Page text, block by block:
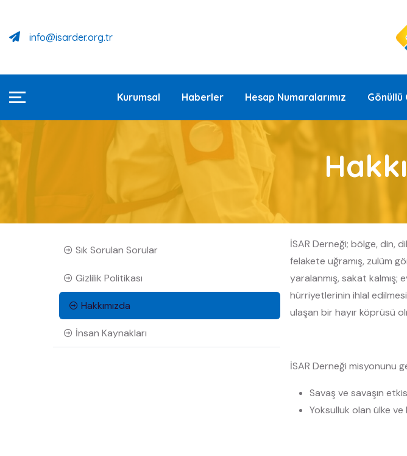
info@isarder.org.tr
Kurumsal Haberler Hesap Numaralarımız Gönüllü
Sık Sorulan Sorular
Gizlilik Politikası
Hakkımızda
İnsan Kaynakları
İSAR Derneği; bölge, din,
felakete uğramış, zulüm
yaralanmış, sakat kalmış;
hürriyetlerinin ihlal
ulaşan bir hayır köprüsü
İSAR Derneği misyonunu
Savaş ve savaşın
Yoksulluk olan ülke